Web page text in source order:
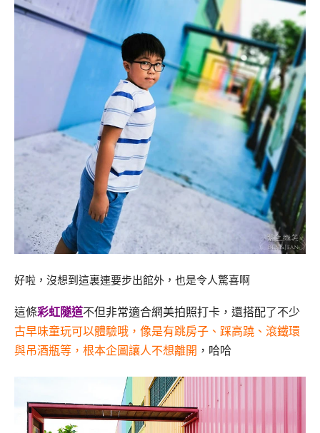
好啦，沒想到這裏連要步出館外，也是令人驚喜啊
這條彩虹隧道不但非常適合網美拍照打卡，還搭配了不少
古早味童玩可以體驗哦，像是有跳房子、踩高蹺、滾鐵環
與吊酒瓶等，根本企圖讓人不想離開 ，哈哈